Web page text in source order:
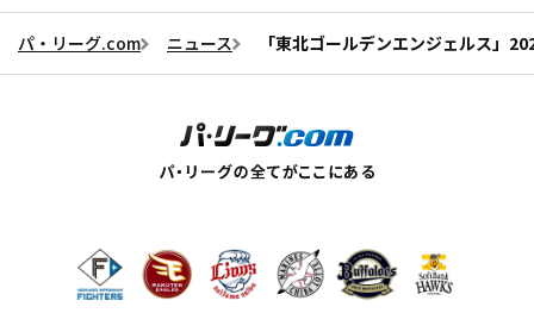
パ・リーグ.com ニュース 「東北ゴールデンエンジェルス」